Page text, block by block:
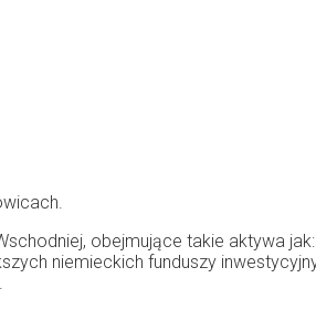
obejmujące takie aktywa
niemieckich funduszy